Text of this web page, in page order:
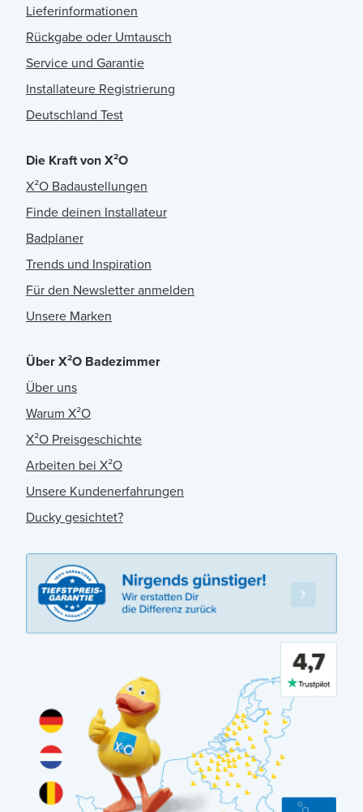
Lieferinformationen
Rückgabe oder Umtausch
Service und Garantie
Installateure Registrierung
Deutschland Test
Die Kraft von X²O
X²O Badaustellungen
Finde deinen Installateur
Badplaner
Trends und Inspiration
Für den Newsletter anmelden
Unsere Marken
Über X²O Badezimmer
Über uns
Warum X²O
X²O Preisgeschichte
Arbeiten bei X²O
Unsere Kundenerfahrungen
Ducky gesichtet?